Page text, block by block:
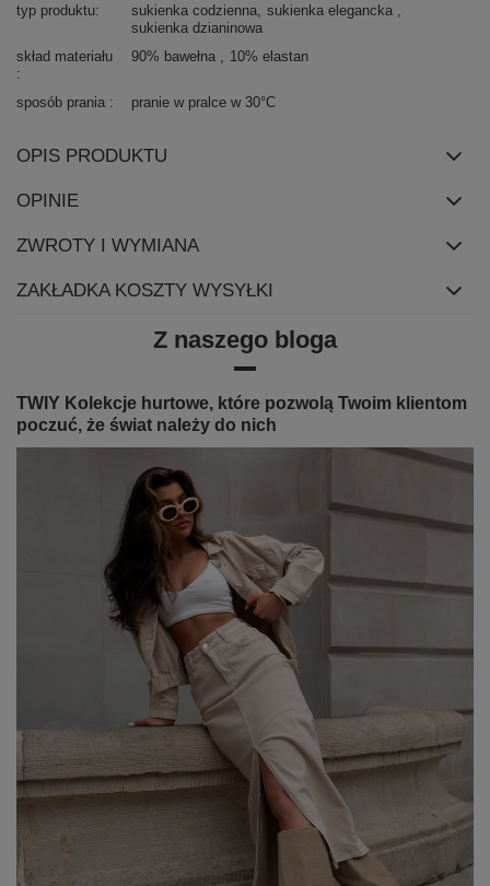
typ produktu
sukienka codzienna sukienka elegancka
sukienka dzianinowa
skład materiału
90% bawełna 10% elastan
sposób prania pranie w pralce w 30°C
OPIS PRODUKTU
OPINIE
ZWROTY I WYMIANA
ZAKŁADKA KOSZTY WYSYŁKI
Z naszego bloga
TWIY Kolekcje hurtowe, które pozwolą Twoim klientom
poczuć, że świat należy do nich